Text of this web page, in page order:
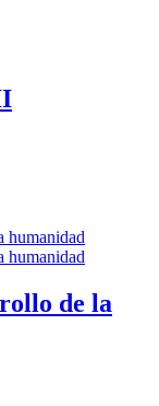
de la